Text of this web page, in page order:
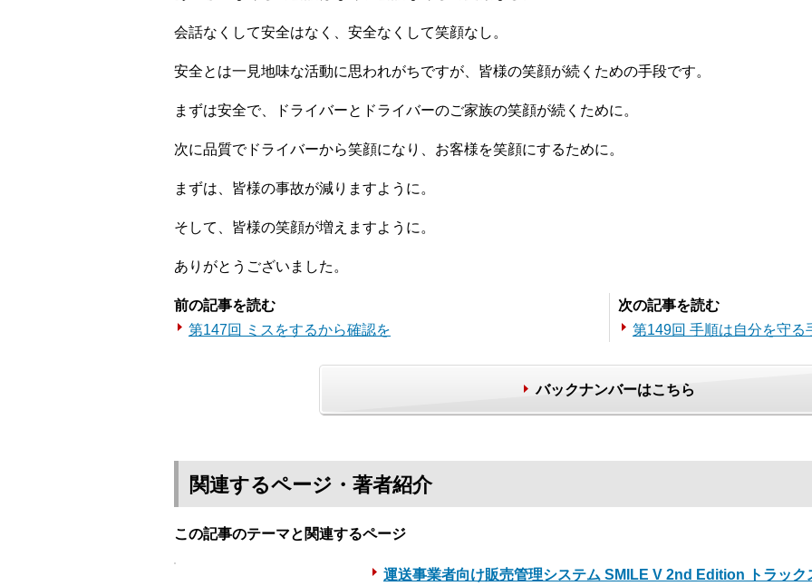
会話なくして安全はなく、安全なくして笑顔なし。
安全とは一見地味な活動に思われがちですが、皆様の笑顔が続くための手段です。
まずは安全で、ドライバーとドライバーのご家族の笑顔が続くために。
次に品質でドライバーから笑顔になり、お客様を笑顔にするために。
まずは、皆様の事故が減りますように。
そして、皆様の笑顔が増えますように。
ありがとうございました。
前の記事を読む
第147回 ミスをするから確認を
次の記事を読む
第149回 手順は自分を守る
バックナンバーはこちら
関連するページ・著者紹介
この記事のテーマと関連するページ
運送事業者向け販売管理システム SMILE V 2nd Edition トラック